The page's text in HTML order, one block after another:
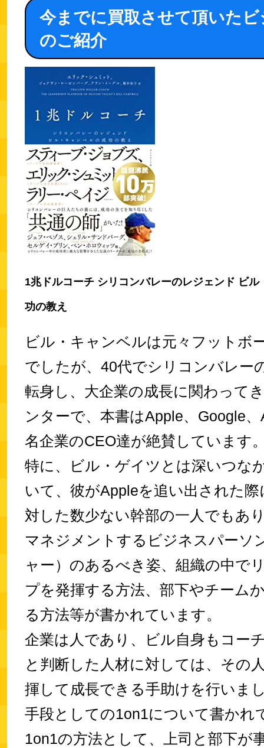
今までに買取させて頂いた
のご紹介
1兆ドルコーチ シリコンバレーのレジェンド ビル
功の教え
ビル・キャンベルは元々フットボ
でしたが、40代でシリコンバレー
転身し、大企業の成長に関わって
ンターで、本書はApple、Google
名企業のCEO達が絶賛しています
特に、ビル・ゲイツとは深いつな
いて、彼がAppleを追い出された
対した数少ない幹部の一人でもあ
マネジメントするビジネスパーソ
ャー）のあるべき姿、組織の中で
プを発揮する方法、部下やチーム
る方法等が書かれています。
企業は人であり、ビル自身もコー
と判断した人材に対しては、その
揮して成長できる手助けを行いま
手段としての1on1について書かれ
1on1の方法として、上司と部下が